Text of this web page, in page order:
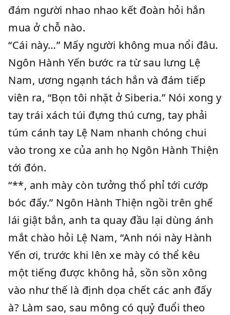
đám người nhao nhao kết đoàn hỏi hắn
mua ở chỗ nào.
“Cái này…” Mấy người không mua nổi đâu.
Ngôn Hành Yến bước ra từ sau lưng Lệ
Nam, ương ngạnh tách hắn và đám tiếp
viên ra, “Bọn tôi nhặt ở Siberia.” Nói xong y
tay trái xách túi đựng thú cưng, tay phải
túm cánh tay Lệ Nam nhanh chóng chui
vào trong xe của anh họ Ngôn Hành Thiện
tới đón.
“**, anh mày còn tưởng thổ phỉ tới cướp
bóc đấy.” Ngôn Hành Thiện ngồi trên ghế
lái giật bắn, anh ta quay đầu lại dùng ánh
mắt chào hỏi Lệ Nam, “Anh nói này Hành
Yến ơi, trước khi lên xe mày có thể kêu
một tiếng được không hả, sồn sồn xông
vào như thế là định dọa chết các anh đấy
à? Làm sao, sau mông có quỷ đuổi theo